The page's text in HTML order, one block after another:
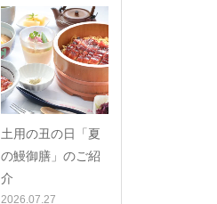
土用の丑の日「夏
の鰻御膳」のご紹
介
2026.07.27